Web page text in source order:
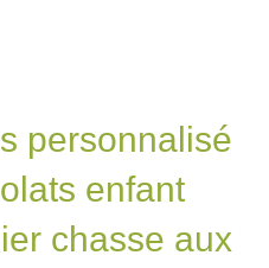
personnalisé
enfant
chasse aux